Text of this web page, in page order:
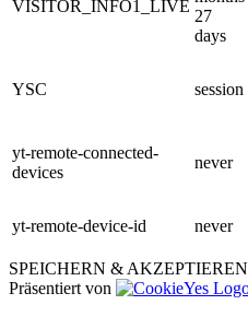
VISITOR_INFO1_LIVE
27
days
YSC session
yt-remote-connected-
devices
never
yt-remote-device-id never
SPEICHERN & AKZEPTIEREN
Präsentiert von